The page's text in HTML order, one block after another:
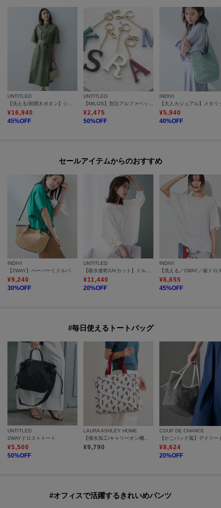
UNTITLED
¥16,940
45%OFF
UNTITLED
¥2,475
50%OFF
INDIVI
¥5,940
40%OFF
セールアイテムからのおすすめ
INDIVI
【2WAY】ペーパーミドルバッグ
¥9,240
30%OFF
UNTITLED
【吸水速乾/UVカット】ドルマンスリーブブラウス
¥11,440
20%OFF
INDIVI
¥6,655
45%OFF
#毎日使えるトートバッグ
UNTITLED
2WAYドロストトート
¥5,500
50%OFF
LAURA ASHLEY HOME
¥9,790
COUP DE CHANCE
¥8,624
20%OFF
#オフィスで活躍するきれいめパンツ